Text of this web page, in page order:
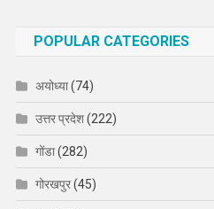
POPULAR CATEGORIES
अयोध्या(74)
उत्तर प्रदेश(222)
गोंडा(282)
गोरखपुर(45)